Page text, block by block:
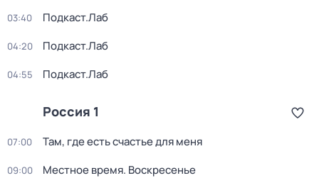
03:40 Подкаст.Лаб
04:20 Подкаст.Лаб
04:55 Подкаст.Лаб
Россия 1
07:00 Там, где есть счастье для меня
09:00 Местное время. Воскресенье